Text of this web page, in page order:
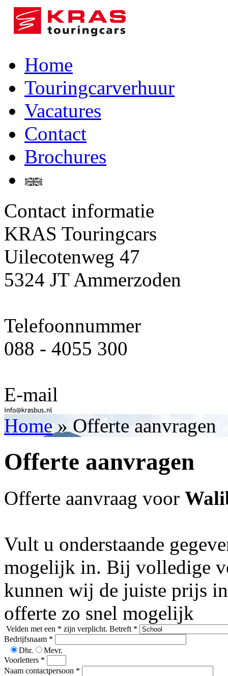
Home
Touringcarverhuur
Vacatures
Contact
Brochures
Contact informatie
KRAS Touringcars
Uilecotenweg 47
5324 JT Ammerzoden
Telefoonnummer
088 - 4055 300
E-mail
Home» Offerte aanvragen
Offerte aanvragen
Offerte aanvraag voor
Vult u onderstaande
mogelijk in. Bij volledige
kunnen wij de juiste prijs
offerte zo snel mogelijk
Velden met een * zijn verplicht. Betreft *
Bedrijfsnaam *
Dhr.
Mevr.
Voorletters *
Naam contactpersoon *